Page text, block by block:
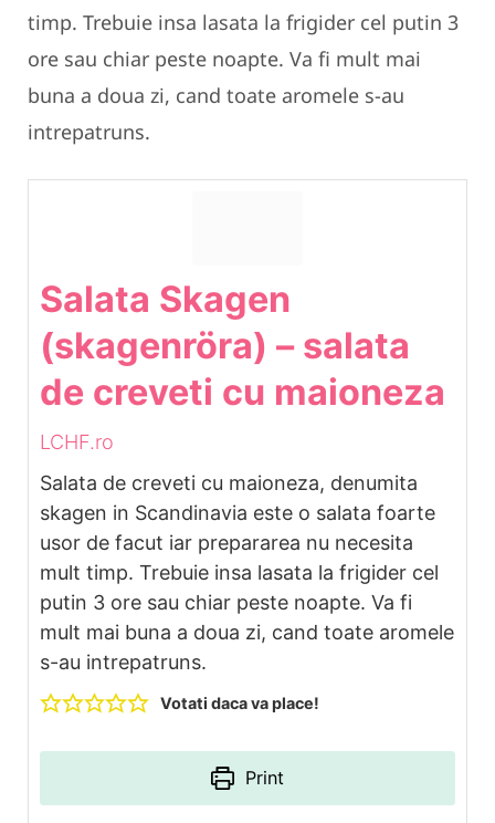
timp. Trebuie insa lasata la frigider cel putin 3
ore sau chiar peste noapte. Va fi mult mai
buna a doua zi, cand toate aromele s-au
intrepatruns.
Salata Skagen
(skagenröra) – salata
de creveti cu maioneza
LCHF.ro
Salata de creveti cu maioneza, denumita
skagen in Scandinavia este o salata foarte
usor de facut iar prepararea nu necesita
mult timp. Trebuie insa lasata la frigider cel
putin 3 ore sau chiar peste noapte. Va fi
mult mai buna a doua zi, cand toate aromele
s-au intrepatruns.
Votati daca va place!
Print